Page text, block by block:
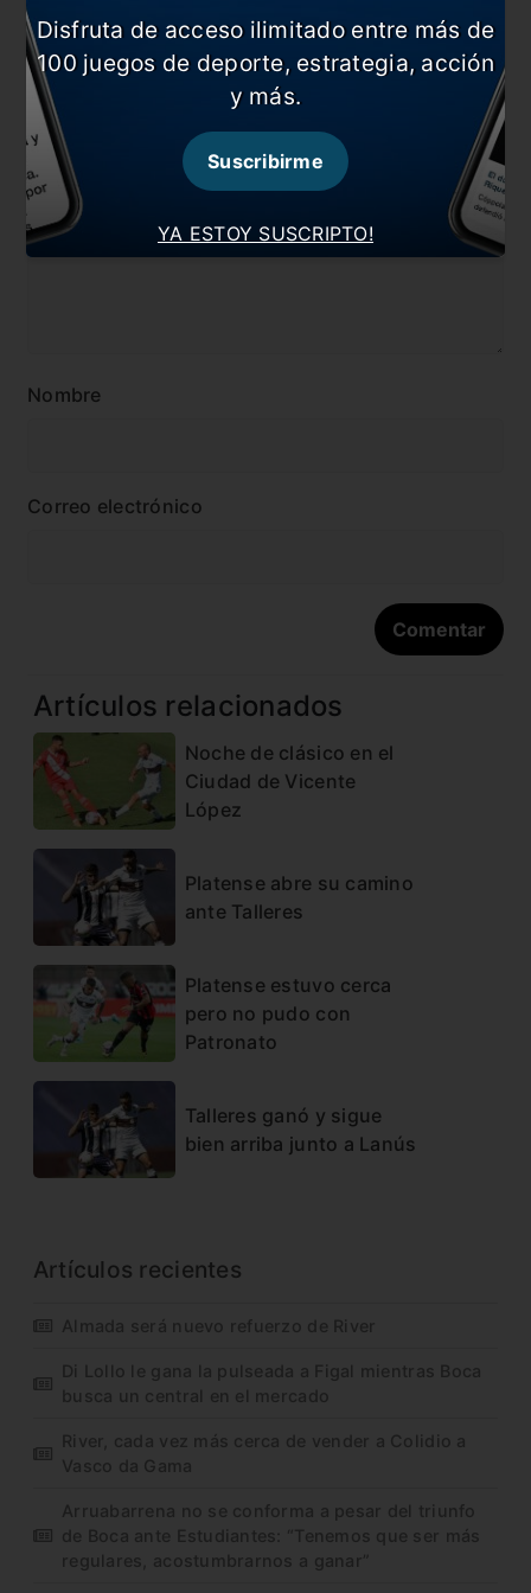
#Platense
Comentarios
Dejá tu opinión acá!
Nombre
Correo electrónico
Artículos relacionados
Noche de clásico en el
Ciudad de Vicente
López
Platense abre su camino
ante Talleres
Platense estuvo cerca
pero no pudo con
Patronato
Talleres ganó y sigue
bien arriba junto a Lanús
Artículos recientes
Almada será nuevo refuerzo de River
Di Lollo le gana la pulseada a Figal mientras Boca
busca un central en el mercado
River, cada vez más cerca de vender a Colidio a
Vasco da Gama
Arruabarrena no se conforma a pesar del triunfo
de Boca ante Estudiantes: “Tenemos que ser más
regulares, acostumbrarnos a ganar”
YA ESTOY SUSCRIPTO!
Disfruta de acceso ilimitado entre más de
100 juegos de deporte, estrategia, acción
y más.
Suscribirme